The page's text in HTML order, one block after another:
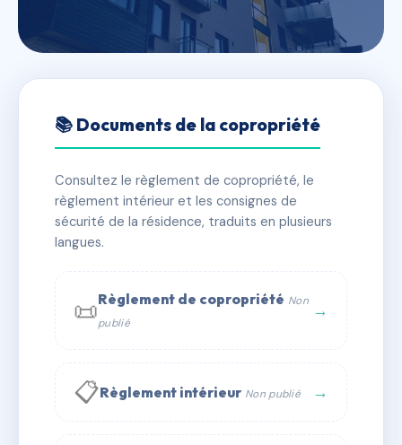
41 RUE EMILE ZOLA
✓ Immatriculée 🏠 24 lots 🏗 1 bâtiment(s)
📞 Contacter Syndic Digital
📚 Documents de la copropriété
Consultez le règlement de copropriété, le
règlement intérieur et les consignes de
sécurité de la résidence, traduits en plusieurs
langues.
📜Règlement de copropriété Non
publié
→
📋Règlement intérieur Non publié →